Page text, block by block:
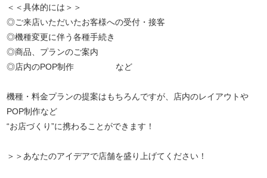
＜＜具体的には＞＞
◎ご来店いただいたお客様への受付・接客
◎機種変更に伴う各種手続き
◎商品、プランのご案内
◎店内のPOP制作 など
機種・料金プランの提案はもちろんですが、店内のレイアウトや
POP制作など
“お店づくり”に携わることができます！
＞＞あなたのアイデアで店舗を盛り上げてください！